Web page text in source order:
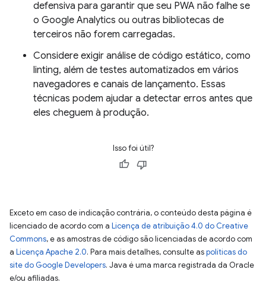
defensiva para garantir que seu PWA não falhe se
o Google Analytics ou outras bibliotecas de
terceiros não forem carregadas.
Considere exigir análise de código estático, como
linting, além de testes automatizados em vários
navegadores e canais de lançamento. Essas
técnicas podem ajudar a detectar erros antes que
eles cheguem à produção.
Isso foi útil?
Exceto em caso de indicação contrária, o conteúdo desta página é
licenciado de acordo com a Licença de atribuição 4.0 do Creative
Commons, e as amostras de código são licenciadas de acordo com
a Licença Apache 2.0. Para mais detalhes, consulte aspolíticas do
site do Google Developers. Java é uma marca registrada da Oracle
e/ou afiliadas.